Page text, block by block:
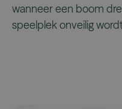
wanneer een boom
speelplek onveilig